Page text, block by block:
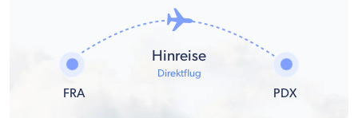
FRA
Hinreise
Direktflug
PDX